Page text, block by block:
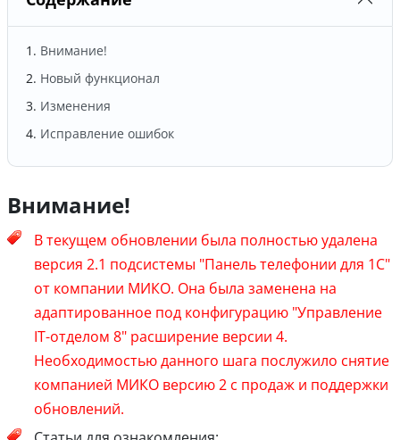
Внимание!
Новый функционал
Изменения
Исправление ошибок
Внимание!
В текущем обновлении была полностью удалена
версия 2.1 подсистемы "Панель телефонии для 1С"
от компании МИКО. Она была заменена на
адаптированное под конфигурацию "Управление
IT-отделом 8" расширение версии 4.
Необходимостью данного шага послужило снятие
компанией МИКО версию 2 с продаж и поддержки
обновлений.